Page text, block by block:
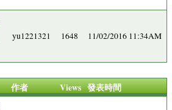
yu1221321 1648 11/02/2016 11:34AM
作者 Views 發表時間